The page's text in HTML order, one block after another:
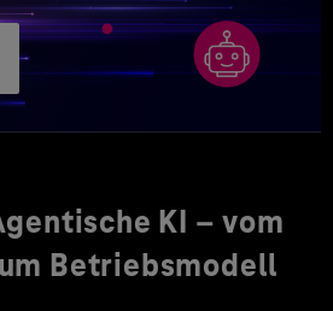
KI – vom
Betriebsmodell